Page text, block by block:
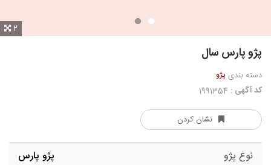
2
پژو پارس سال
دسته بندیپژو
کد آگهی :
نشان کردن
نوع پژو پژو پارس